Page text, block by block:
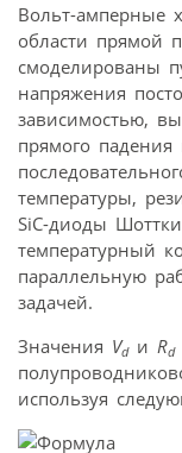
Вольт-амперные
области прямой
смоделированы
напряжения
зависимостью,
прямого
температуры,
SiC-диоды
температурный
параллельную
задачей.
Значения Vdи Rd
используя